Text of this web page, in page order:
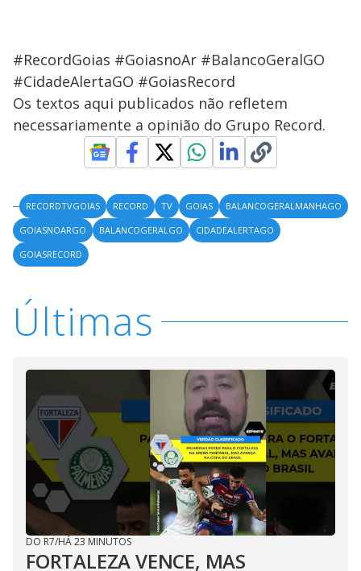
#RecordGoias #GoiasnoAr #BalancoGeralGO
#CidadeAlertaGO #GoiasRecord
Os textos aqui publicados não refletem
necessariamente a opinião do Grupo Record.
RECORDTVGOIAS RECORD TV GOIAS
BALANCOGERALMANHAGO
GOIASNOARGO
BALANCOGERALGO
CIDADEALERTAGO
GOIASRECORD
Últimas
DO R7/HÁ 23 MINUTOS
FORTALEZA VENCE, MAS